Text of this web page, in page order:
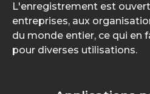
L'enregistrement est
entreprises, aux
du monde entier, ce qui en
pour diverses utilisations.